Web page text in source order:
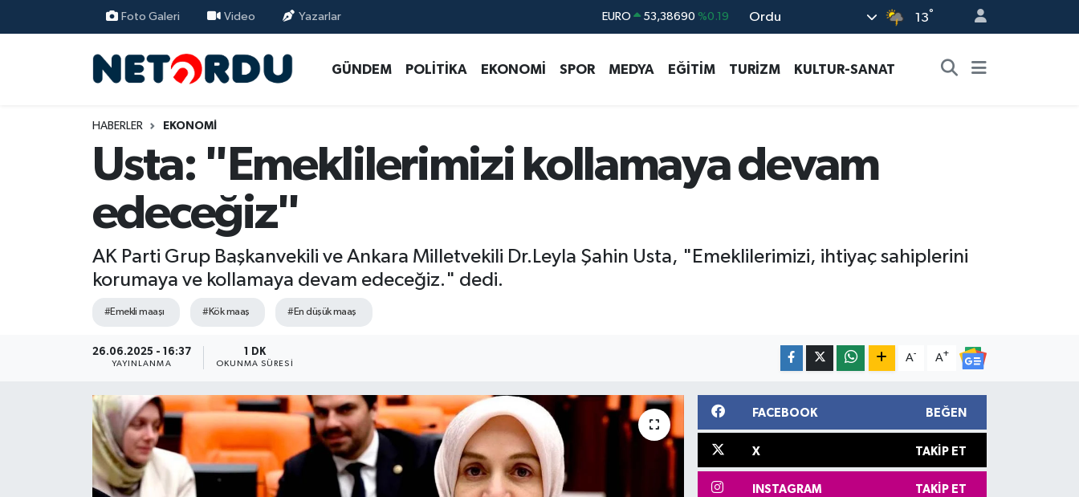
Foto Galeri Video Yazarlar EURO 53,38690 %0.19
G.ALTIN 6862,09000 %0.19
DOLAR 45,43620 %0.02
Ordu 13°
GÜNDEM POLİTİKA EKONOMİ SPOR MEDYA EĞİTİM TURİZM KULTUR-SANAT
HABERLER EKONOMİ
Usta: "Emeklilerimizi kollamaya devam
edeceğiz"
AK Parti Grup Başkanvekili ve Ankara Milletvekili Dr.Leyla Şahin Usta, "Emeklilerimizi, ihtiyaç sahiplerini
korumaya ve kollamaya devam edeceğiz." dedi.
#Emekli maaşı #Kök maaş #En düşük maaş
26.06.2025 - 16:37
YAYINLANMA
1 DK
OKUNMA SÜRESI
A- A+
FACEBOOK BEĞEN
X TAKIP ET
INSTAGRAM TAKIP ET
BİLİM-TEKNİK
EKONOMİ
KULTUR-SANAT
MAGAZİN
Nöbetçi Eczaneler
Trafik Durumu
Süper Lig Puan Durumu ve Fikstür
Tüm Manşetler
Son Dakika Haberleri
Haber Arşivi